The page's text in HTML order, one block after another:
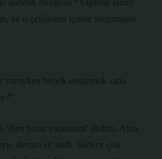
annelik duygusu “Yapman lazım”
o çelişkinin içinde sıkışmışsın.
yarayken bebek emzirmek sana
‘Ben bunu yapamam’ dedim. Ama
devam et’ dedi. Sadece çok